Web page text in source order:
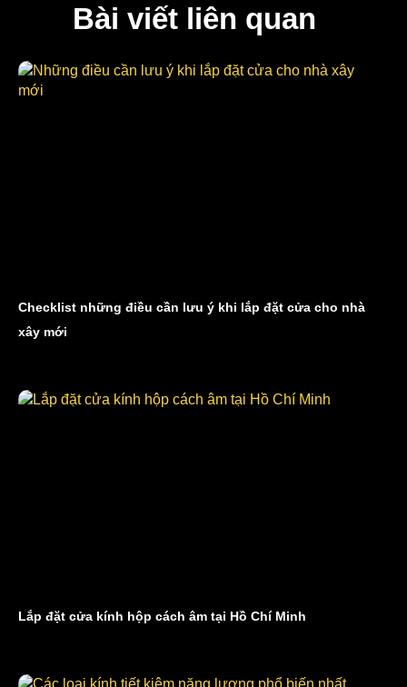
Bài viết liên quan
Checklist những điều cần lưu ý khi lắp đặt cửa cho nhà
xây mới
Lắp đặt cửa kính hộp cách âm tại Hồ Chí Minh